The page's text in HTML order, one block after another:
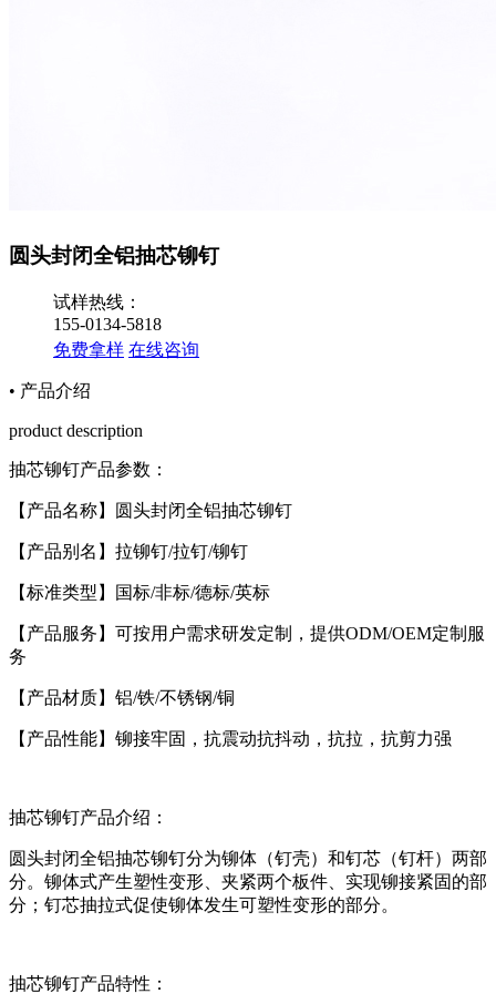
圆头封闭全铝抽芯铆钉
试样热线：
155-0134-5818
免费拿样 在线咨询
• 产品介绍
product description
抽芯铆钉产品参数：
【产品名称】圆头封闭全铝抽芯铆钉
【产品别名】拉铆钉/拉钉/铆钉
【标准类型】国标/非标/德标/英标
【产品服务】可按用户需求研发定制，提供ODM/OEM定制服
务
【产品材质】铝/铁/不锈钢/铜
【产品性能】铆接牢固，抗震动抗抖动，抗拉，抗剪力强
抽芯铆钉产品介绍：
圆头封闭全铝抽芯铆钉分为铆体（钉壳）和钉芯（钉杆）两部
分。铆体式产生塑性变形、夹紧两个板件、实现铆接紧固的部
分；钉芯抽拉式促使铆体发生可塑性变形的部分。
抽芯铆钉产品特性：